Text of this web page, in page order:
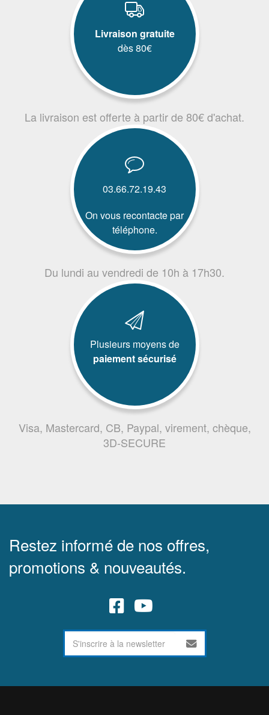
Livraison gratuite
dès 80€
La livraison est offerte à partir de 80€ d'achat.
03.66.72.19.43
On vous recontacte par
téléphone.
Du lundi au vendredi de 10h à 17h30.
Plusieurs moyens de
paiement sécurisé
Visa, Mastercard, CB, Paypal, virement, chèque,
3D-SECURE
Restez informé de nos offres,
promotions & nouveautés.